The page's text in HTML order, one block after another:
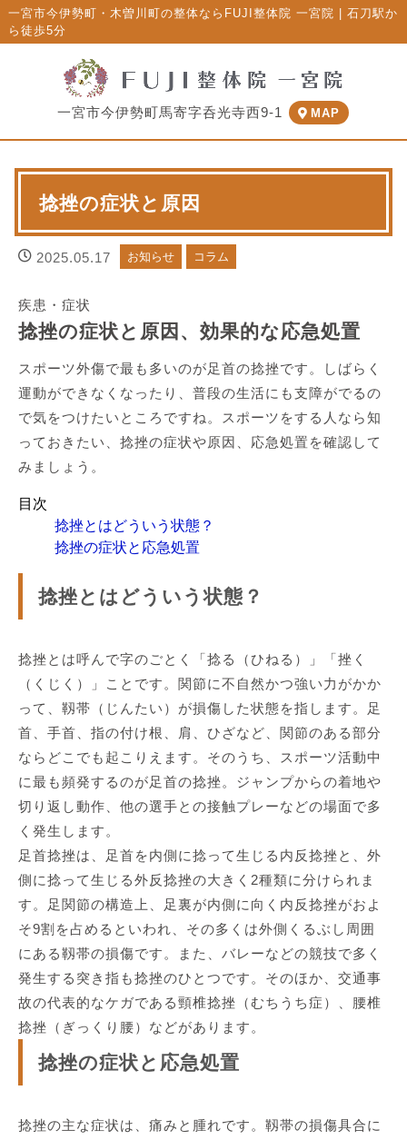
一宮市今伊勢町・木曽川町の整体ならFUJI整体院 一宮院 | 石刀駅か
ら徒歩5分
一宮市今伊勢町馬寄字呑光寺西9-1 MAP
捻挫の症状と原因
2025.05.17 お知らせ コラム
疾患・症状
捻挫の症状と原因、効果的な応急処置
スポーツ外傷で最も多いのが足首の捻挫です。しばらく
運動ができなくなったり、普段の生活にも支障がでるの
で気をつけたいところですね。スポーツをする人なら知
っておきたい、捻挫の症状や原因、応急処置を確認して
みましょう。
目次
捻挫とはどういう状態？
捻挫の症状と応急処置
捻挫とはどういう状態？
捻挫とは呼んで字のごとく「捻る（ひねる）」「挫く
（くじく）」ことです。関節に不自然かつ強い力がかか
って、靱帯（じんたい）が損傷した状態を指します。足
首、手首、指の付け根、肩、ひざなど、関節のある部分
ならどこでも起こりえます。そのうち、スポーツ活動中
に最も頻発するのが足首の捻挫。ジャンプからの着地や
切り返し動作、他の選手との接触プレーなどの場面で多
く発生します。
足首捻挫は、足首を内側に捻って生じる内反捻挫と、外
側に捻って生じる外反捻挫の大きく2種類に分けられま
す。足関節の構造上、足裏が内側に向く内反捻挫がおよ
そ9割を占めるといわれ、その多くは外側くるぶし周囲
にある靱帯の損傷です。また、バレーなどの競技で多く
発生する突き指も捻挫のひとつです。そのほか、交通事
故の代表的なケガである頸椎捻挫（むちうち症）、腰椎
捻挫（ぎっくり腰）などがあります。
捻挫の症状と応急処置
捻挫の主な症状は、痛みと腫れです。靱帯の損傷具合に